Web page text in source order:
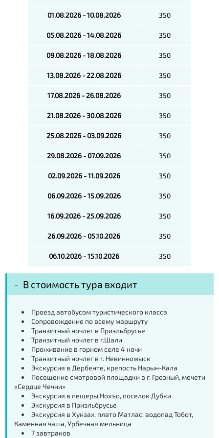
01.08.2026 - 10.08.2026 350
05.08.2026 - 14.08.2026 350
09.08.2026 - 18.08.2026 350
13.08.2026 - 22.08.2026 350
17.08.2026 - 26.08.2026 350
21.08.2026 - 30.08.2026 350
25.08.2026 - 03.09.2026 350
29.08.2026 - 07.09.2026 350
02.09.2026 - 11.09.2026 350
06.09.2026 - 15.09.2026 350
16.09.2026 - 25.09.2026 350
26.09.2026 - 05.10.2026 350
06.10.2026 - 15.10.2026 350
В стоимость тура входит
Проезд автобусом туристического класса
Сопровождение по всему маршруту
Транзитный ночлег в Приэльбрусье
Транзитный ночлег в г.Шали
Проживание в горном селе 4 ночи
Транзитный ночлег в г. Невинномыск
Экскурсия в Дербенте, крепость Нарын-Кала
Посещение смотровой площадки в г. Грозный, мечети
«Сердце Чечни»
Экскурсия в пещеры Нохъо, поселок Дубки
Экскурсия в Приэльбрусье
Экскурсия в Хунзах, плато Матлас, водопад Тобот,
Каменная чаша, Урбечная мельница
7 завтраков